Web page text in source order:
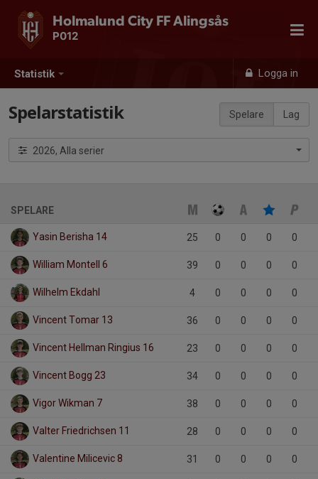
Statistik Logga in
Holmalund City FF Alingsås
P012
Spelare Lag
Spelarstatistik
2026, Alla serier
SPELARE
Yasin Berisha 14 25 0 0 0 0
William Montell 6 39 0 0 0 0
Wilhelm Ekdahl 4 0 0 0 0
Vincent Tomar 13 36 0 0 0 0
Vincent Hellman Ringius 16 23 0 0 0 0
Vincent Bogg 23 34 0 0 0 0
Vigor Wikman 7 38 0 0 0 0
Valter Friedrichsen 11 28 0 0 0 0
Valentine Milicevic 8 31 0 0 0 0